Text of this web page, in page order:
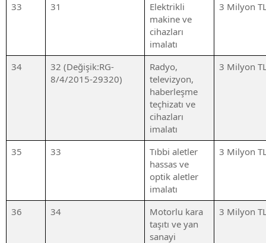
33 31
Elektrikli
makine ve
cihazları
imalatı
3 Milyon
34
32 (Değişik:RG-
8/4/2015-29320)
Radyo,
televizyon,
haberleşme
teçhizatı ve
cihazları
imalatı
3 Milyon
35 33
Tıbbi aletler
hassas ve
optik aletler
imalatı
3 Milyon
36 34
Motorlu kara
taşıtı ve yan
sanayi
3 Milyon